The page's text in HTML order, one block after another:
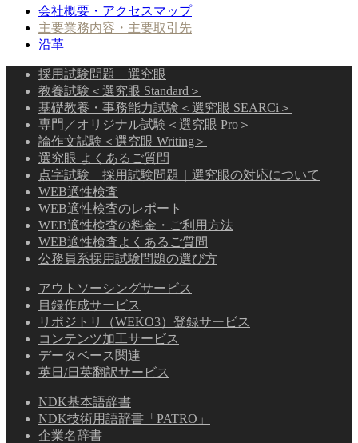
会社概要・アクセスマップ
主要業務内容・主要取引先
沿革
採用試験問題 選究眼
教養試験＜選究眼 Standard＞
基礎教養・事務能力試験＜選究眼 SEARCi＞
専門／オリジナル試験＜選究眼 Pro＞
論作文試験＜選究眼 Writing＞
選究眼 よくあるご質問
点字試験 採用試験問題｜選究眼の対応について
WEB適性検査
WEB適性検査のレポート
WEB適性検査の料金・ご利用方法
WEB適性検査よくあるご質問
公務員系採用試験問題の選び方
アウトソーシングサービス
目録作成サービス
リポジトリ（WEKO3）登録サービス
コンテンツ加工サービス
データベース関連
英日/日英翻訳サービス
NDK基本語辞書
NDK技術用語辞書「PATRO」
企業名辞書